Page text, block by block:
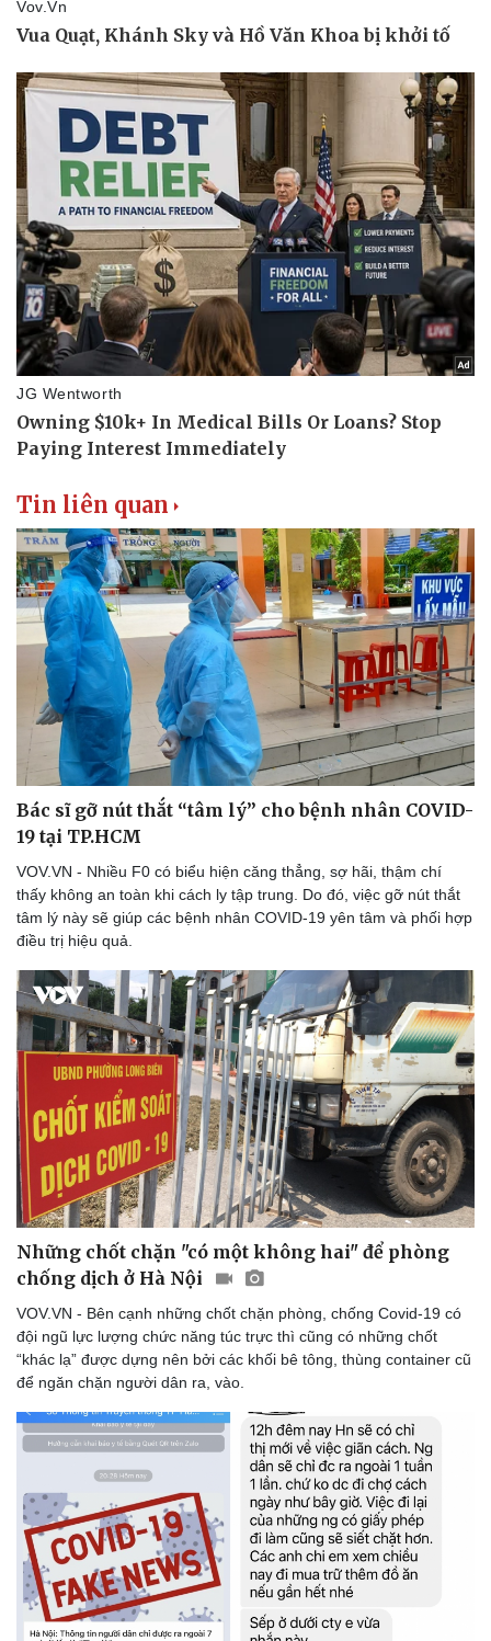
Sức khỏe
Dinh dưỡng - món ngon
Cây thuốc
Sản phụ khoa
Nhi khoa
Nam khoa
Làm đẹp - giảm cân
Phòng mạch online
Ăn sạch sống khỏe
Đời sống
Nhà đẹp
Blog
Tình yêu - Gia đình
Tin liên quan
Bác sĩ gỡ nút thắt “tâm lý” cho bệnh nhân COVID-
19 tại TP.HCM
VOV.VN - Nhiều F0 có biểu hiện căng thẳng, sợ hãi, thậm chí
thấy không an toàn khi cách ly tập trung. Do đó, việc gỡ nút thắt
tâm lý này sẽ giúp các bệnh nhân COVID-19 yên tâm và phối hợp
điều trị hiệu quả.
Những chốt chặn "có một không hai" để phòng
chống dịch ở Hà Nội
VOV.VN - Bên cạnh những chốt chặn phòng, chống Covid-19 có
đội ngũ lực lượng chức năng túc trực thì cũng có những chốt
“khác lạ” được dựng nên bởi các khối bê tông, thùng container cũ
để ngăn chặn người dân ra, vào.